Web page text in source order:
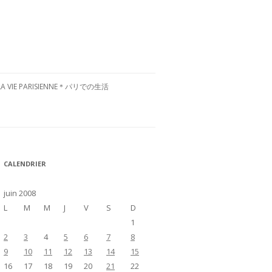
VIE PARISIENNE＊パリでの生活
メ
VISITE DE LA FRANCE＊フランス国
内お散歩
CALENDRIER
juin 2008
L
M M J V S D
1
2
3 4 5 6 7
8
9
10 11 12 13 14
15
16
17 18 19 20 21
22